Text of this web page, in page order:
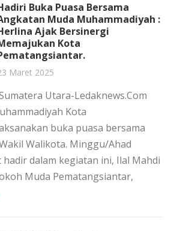
Buka Puasa Bersama
Muda Muhammadiyah :
Ajak Bersinergi
Kota
Maret 2025
Utara-Ledaknews.Com
Kota
buka puasa bersama
Walikota. Minggu/Ahad
dalam kegiatan ini, Ilal Mahdi
Muda Pematangsiantar,